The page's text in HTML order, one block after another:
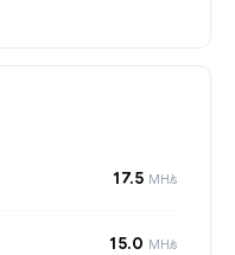
17.5 MH/s
15.0 MH/s